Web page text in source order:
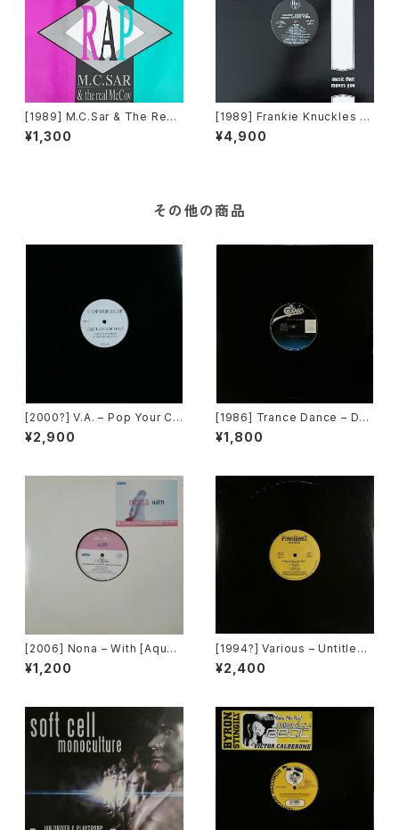
[1989] M.C.Sar & The Real
McCoy – Pump Up The Ja
m - Rap [ZYX Records]
¥1,300
[1989] Frankie Knuckles Pr
esents Satoshi Tomiie – T
ears [FFRR]
¥4,900
その他の商品
[2000?] V.A. – Pop Your Co
llar / Can't Go For That [No
t On Label][PROMO]
¥2,900
[1986] Trance Dance – Do
The Dance [Epic]
¥1,800
[2006] Nona – With [Aqua]
[PROMO]
¥1,200
[1994?] Various – Untitled
(PM-669)[PoweRemix Rec
ords]
¥2,400